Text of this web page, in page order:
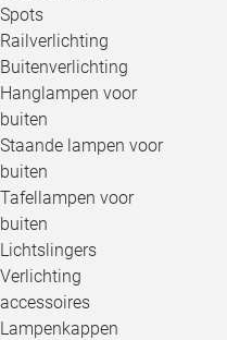
Spots
Railverlichting
Buitenverlichting
Hanglampen voor
buiten
Staande lampen voor
buiten
Tafellampen voor
buiten
Lichtslingers
Verlichting
accessoires
Lampenkappen